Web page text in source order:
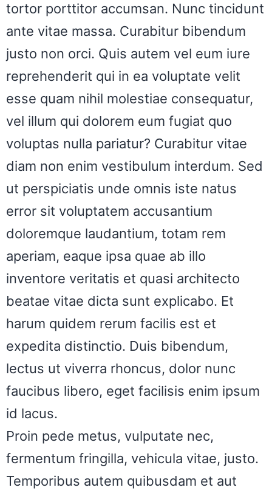
tortor porttitor accumsan. Nunc tincidunt
ante vitae massa. Curabitur bibendum
justo non orci. Quis autem vel eum iure
reprehenderit qui in ea voluptate velit
esse quam nihil molestiae consequatur,
vel illum qui dolorem eum fugiat quo
voluptas nulla pariatur? Curabitur vitae
diam non enim vestibulum interdum. Sed
ut perspiciatis unde omnis iste natus
error sit voluptatem accusantium
doloremque laudantium, totam rem
aperiam, eaque ipsa quae ab illo
inventore veritatis et quasi architecto
beatae vitae dicta sunt explicabo. Et
harum quidem rerum facilis est et
expedita distinctio. Duis bibendum,
lectus ut viverra rhoncus, dolor nunc
faucibus libero, eget facilisis enim ipsum
id lacus.
Proin pede metus, vulputate nec,
fermentum fringilla, vehicula vitae, justo.
Temporibus autem quibusdam et aut